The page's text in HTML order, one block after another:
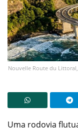
Nouvelle Route du
Uma rodovia